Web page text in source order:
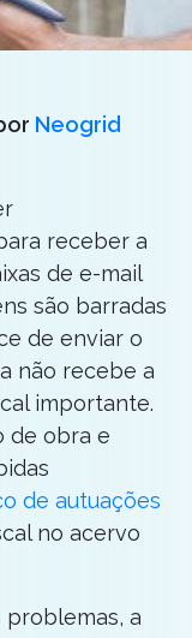
Neogrid
receber a
de e-mail
são barradas
de enviar o
não recebe a
importante.
de obra e
de autuações
no acervo
problemas, a